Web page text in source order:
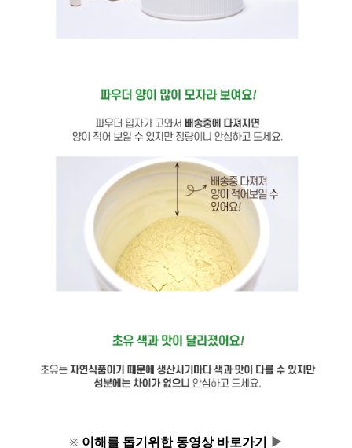
※ 이해를 돕기위한 동영상 바로가기 ▶